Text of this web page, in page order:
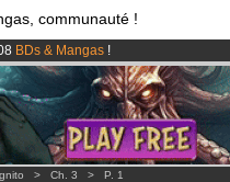
communauté !
BDs & Mangas !
lancé!.
de
3.95 eurospar mois !Clique ici
> Ch. 3 > P. 1